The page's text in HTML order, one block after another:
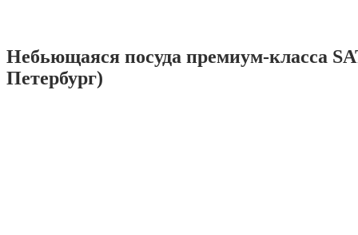
Небьющаяся посуда премиум-класса
Петербург)